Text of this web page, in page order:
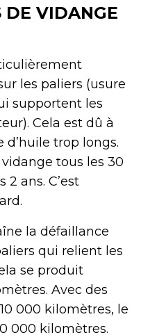
DE VIDANGE
les paliers (usure
supportent les
Cela est dû à
trop longs.
tous les 30
ans. C’est
la défaillance
qui relient les
se produit
Avec des
000 kilomètres, le
000 kilomètres.